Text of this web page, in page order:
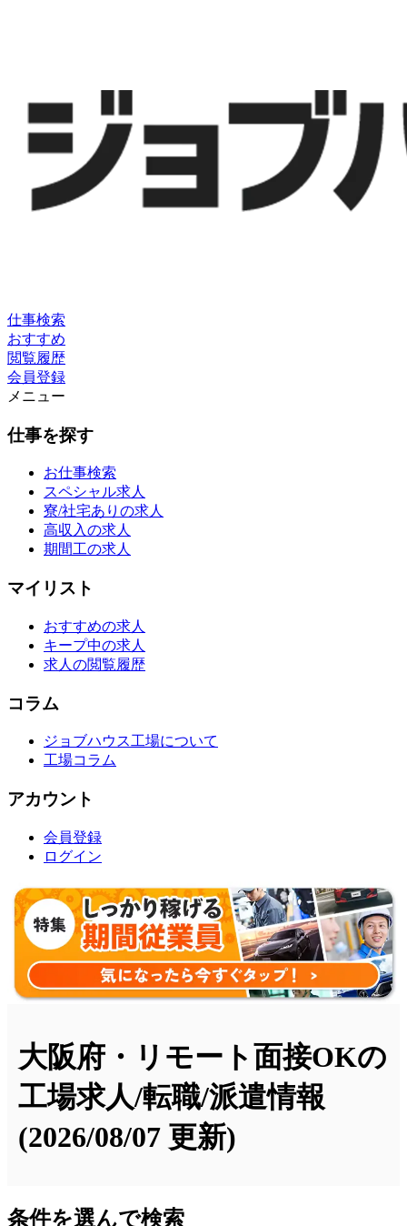
仕事検索
おすすめ
閲覧履歴
会員登録
メニュー
仕事を探す
お仕事検索
スペシャル求人
寮/社宅ありの求人
高収入の求人
期間工の求人
マイリスト
おすすめの求人
キープ中の求人
求人の閲覧履歴
コラム
ジョブハウス工場について
工場コラム
アカウント
会員登録
ログイン
大阪府・リモート面接OKの
工場求人/転職/派遣情報
(2026/08/07 更新)
条件を選んで検索